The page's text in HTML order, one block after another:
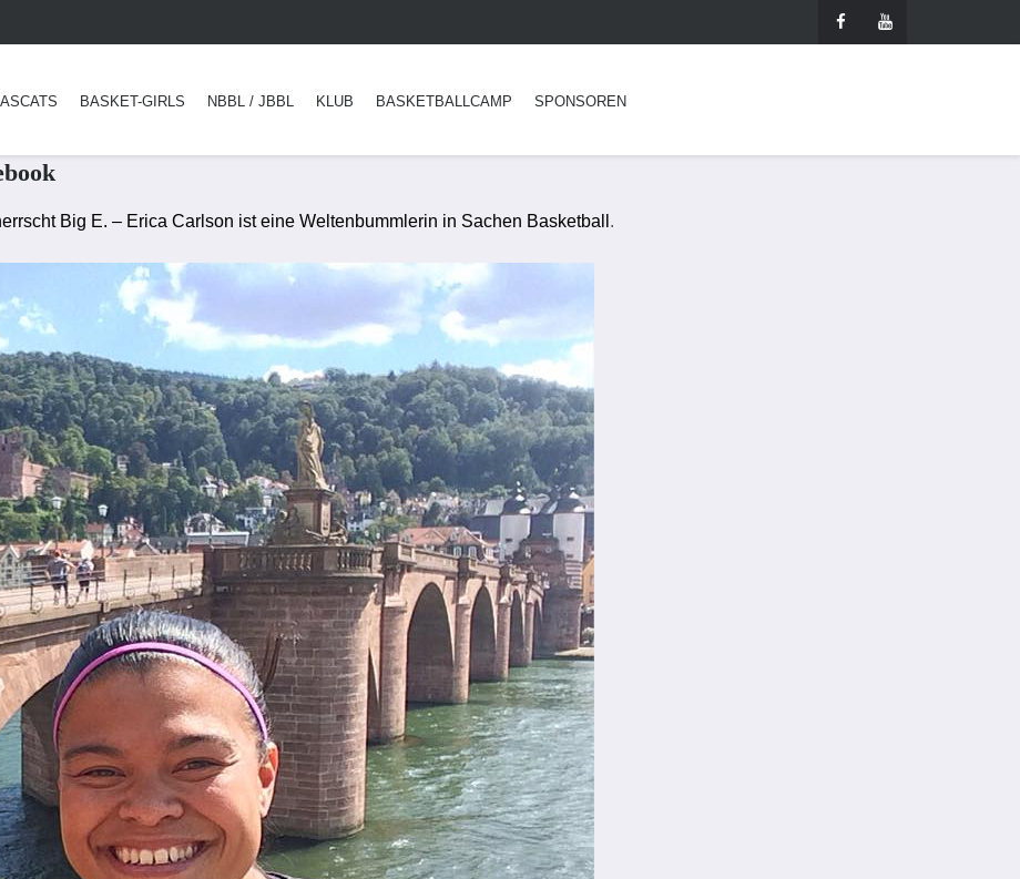
BASKET-GIRLS NBBL / JBBL KLUB BASKETBALLCAMP SPONSOREN
Big E. – Erica Carlson ist eine Weltenbummlerin in Sachen Basketball .